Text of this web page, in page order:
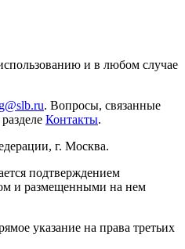
и в любом случае
. Вопросы, связанные
Контакты.
г. Москва.
подтверждением
и размещенными на нем
указание на права третьих